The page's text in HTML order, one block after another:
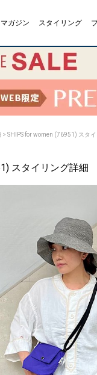
マガジン スタイリング
> SHIPS for women (76951) スタ
スタイリング詳細